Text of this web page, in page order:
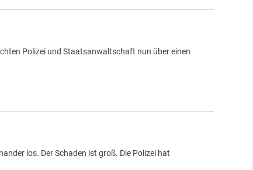
Polizei und Staatsanwaltschaft nun über einen
los. Der Schaden ist groß. Die Polizei hat